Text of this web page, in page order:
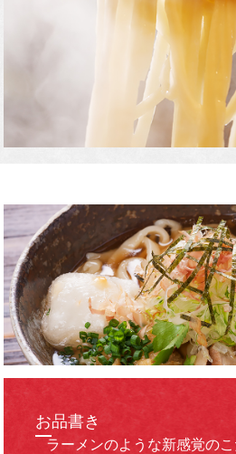
お品書き
ラーメンのような新感覚の